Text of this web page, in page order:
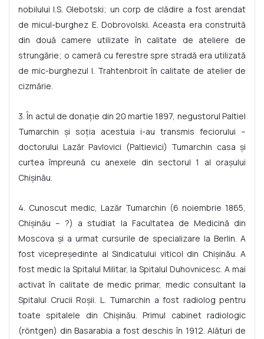
nobilului I.S. Glebotski; un corp de clădire a fost arendat
de micul-burghez E. Dobrovolski. Aceasta era construită
din două camere utilizate în calitate de ateliere de
strungărie; o cameră cu ferestre spre stradă era utilizată
de mic-burghezul I. Trahtenbroit în calitate de atelier de
cizmărie.
3. În actul de donație din 20 martie 1897, negustorul Paltiel
Tumarchin și soția acestuia i-au transmis feciorului –
doctorului Lazăr Pavlovici (Paltievici) Tumarchin casa și
curtea împreună cu anexele din sectorul 1 al orașului
Chișinău.
4. Cunoscut medic, Lazăr Tumarchin (6 noiembrie 1865,
Chișinău – ?) a studiat la Facultatea de Medicină din
Moscova și a urmat cursurile de specializare la Berlin. A
fost vicepreședinte al Sindicatului viticol din Chișinău. A
fost medic la Spitalul Militar, la Spitalul Duhovnicesc. A mai
activat în calitate de medic primar, medic consultant la
Spitalul Crucii Roșii. L. Tumarchin a fost radiolog pentru
toate spitalele din Chișinău. Primul cabinet radiologic
(röntgen) din Basarabia a fost deschis în 1912. Alături de